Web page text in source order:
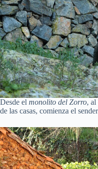
Desde el monolito del Zorro, al
de las casas, comienza el